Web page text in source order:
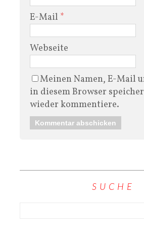
E-Mail *
Webseite
Meinen Namen, E-Mail
in diesem Browser
wieder kommentiere.
SUCHE